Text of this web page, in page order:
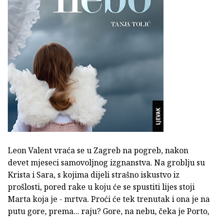
Leon Valent vraća se u Zagreb na pogreb, nakon
devet mjeseci samovoljnog izgnanstva. Na groblju su
Krista i Sara, s kojima dijeli strašno iskustvo iz
prošlosti, pored rake u koju će se spustiti lijes stoji
Marta koja je - mrtva. Proći će tek trenutak i ona je na
putu gore, prema... raju? Gore, na nebu, čeka je Porto,